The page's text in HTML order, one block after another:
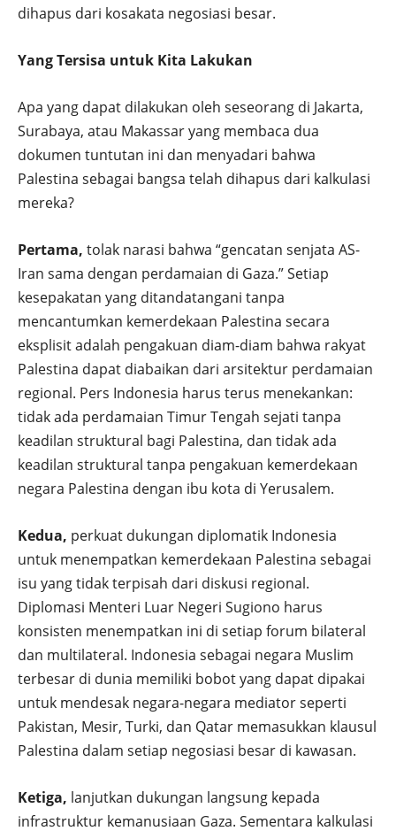
dihapus dari kosakata negosiasi besar.
Yang Tersisa untuk Kita Lakukan
Apa yang dapat dilakukan oleh seseorang di Jakarta,
Surabaya, atau Makassar yang membaca dua
dokumen tuntutan ini dan menyadari bahwa
Palestina sebagai bangsa telah dihapus dari kalkulasi
mereka?
Pertama, tolak narasi bahwa “gencatan senjata AS-
Iran sama dengan perdamaian di Gaza.” Setiap
kesepakatan yang ditandatangani tanpa
mencantumkan kemerdekaan Palestina secara
eksplisit adalah pengakuan diam-diam bahwa rakyat
Palestina dapat diabaikan dari arsitektur perdamaian
regional. Pers Indonesia harus terus menekankan:
tidak ada perdamaian Timur Tengah sejati tanpa
keadilan struktural bagi Palestina, dan tidak ada
keadilan struktural tanpa pengakuan kemerdekaan
negara Palestina dengan ibu kota di Yerusalem.
Kedua, perkuat dukungan diplomatik Indonesia
untuk menempatkan kemerdekaan Palestina sebagai
isu yang tidak terpisah dari diskusi regional.
Diplomasi Menteri Luar Negeri Sugiono harus
konsisten menempatkan ini di setiap forum bilateral
dan multilateral. Indonesia sebagai negara Muslim
terbesar di dunia memiliki bobot yang dapat dipakai
untuk mendesak negara-negara mediator seperti
Pakistan, Mesir, Turki, dan Qatar memasukkan klausul
Palestina dalam setiap negosiasi besar di kawasan.
Ketiga, lanjutkan dukungan langsung kepada
infrastruktur kemanusiaan Gaza. Sementara kalkulasi